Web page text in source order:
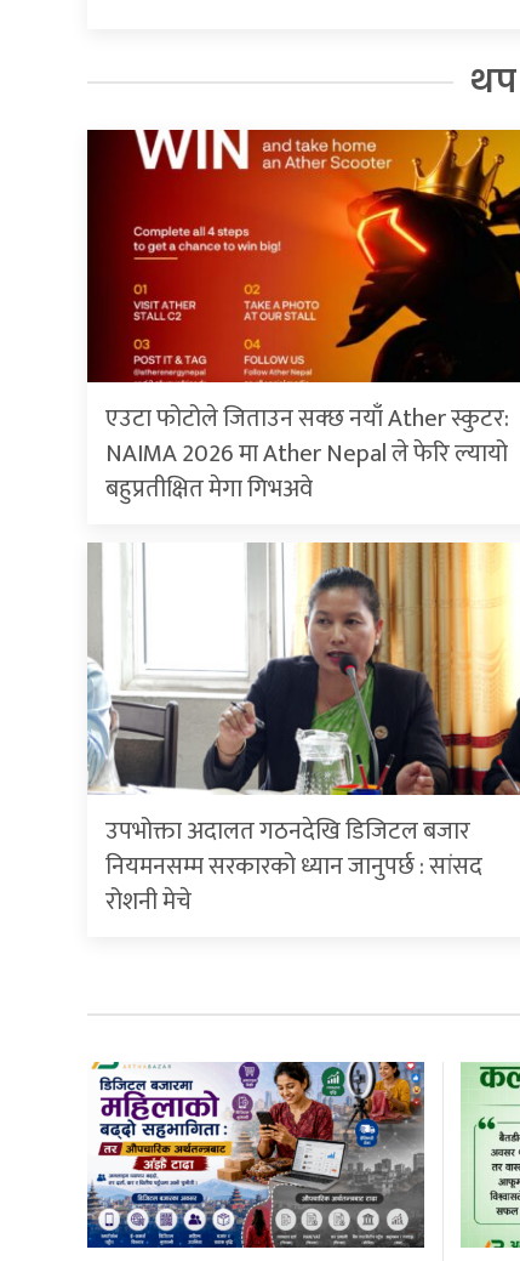
एउटा फोटोले जिताउन सक्छ नयाँ Ather स्कुटर:
NAIMA 2026 मा Ather Nepal ले फेरि ल्यायो
बहुप्रतीक्षित मेगा गिभअवे
उपभोक्ता अदालत गठनदेखि डिजिटल बजार
नियमनसम्म सरकारको ध्यान जानुपर्छ : सांसद
रोशनी मेचे